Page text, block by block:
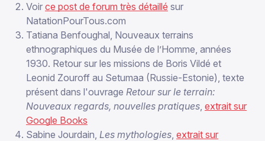
Voir ce post de forum très détaillé sur
NatationPourTous.com
Tatiana Benfoughal, Nouveaux terrains
ethnographiques du Musée de l’Homme, années
1930. Retour sur les missions de Boris Vildé et
Leonid Zouroff au Setumaa (Russie-Estonie), texte
présent dans l'ouvrage Retour sur le terrain:
Nouveaux regards, nouvelles pratiques extrait sur
Google Books
Sabine Jourdain, Les mythologies extrait sur